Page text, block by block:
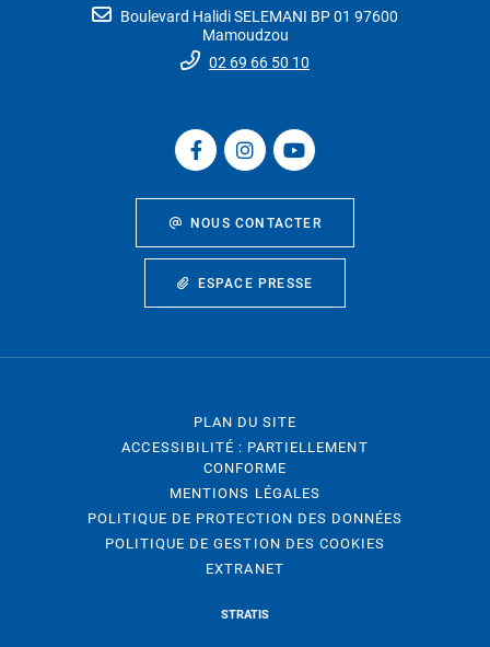
Boulevard Halidi SELEMANI BP 01 97600
Mamoudzou
02 69 66 50 10
NOUS CONTACTER
ESPACE PRESSE
PLAN DU SITE
ACCESSIBILITÉ : PARTIELLEMENT
CONFORME
MENTIONS LÉGALES
POLITIQUE DE PROTECTION DES DONNÉES
POLITIQUE DE GESTION DES COOKIES
EXTRANET
STRATIS